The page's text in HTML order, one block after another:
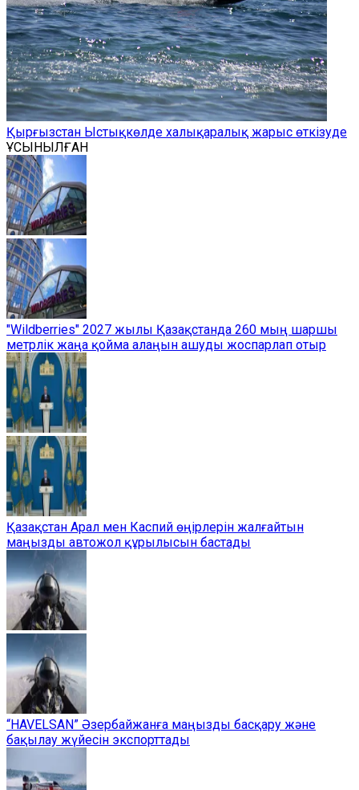
Қырғызстан Ыстықкөлде халықаралық жарыс өткізуде
ҰСЫНЫЛҒАН
"Wildberries" 2027 жылы Қазақстанда 260 мың шаршы
метрлік жаңа қойма алаңын ашуды жоспарлап отыр
Қазақстан Арал мен Каспий өңірлерін жалғайтын
маңызды автожол құрылысын бастады
“HAVELSAN” Әзербайжанға маңызды басқару және
бақылау жүйесін экспорттады